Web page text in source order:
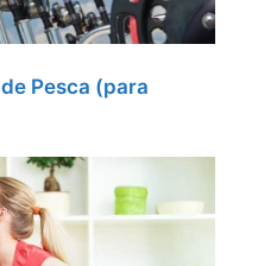
Pesca (para